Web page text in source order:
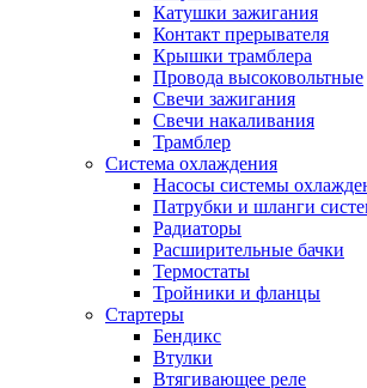
Катушки зажигания
Контакт прерывателя
Крышки трамблера
Провода высоковольтные
Свечи зажигания
Свечи накаливания
Трамблер
Система охлаждения
Насосы системы
Патрубки и шланги
Радиаторы
Расширительные бачки
Термостаты
Тройники и фланцы
Стартеры
Бендикс
Втулки
Втягивающее реле